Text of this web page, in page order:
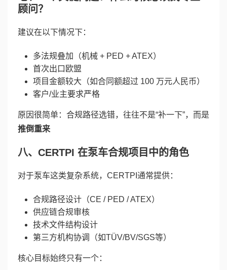
顾问？
建议在以下情况下：
多法规叠加（机械 + PED + ATEX）
首次出口欧盟
项目金额较大（如合同额超过 100 万元人民币）
客户/业主要求严格
原因很简单：合规路径选错，往往不是“补一下”，而是
推倒重来
八、CERTPI 在泵车合规项目中的角色
对于泵车这类复杂系统，CERTPI通常提供：
合规路径设计（CE / PED / ATEX）
供应链合规审核
技术文件结构设计
第三方机构协调（如TÜV/BV/SGS等）
核心目标始终只有一个：